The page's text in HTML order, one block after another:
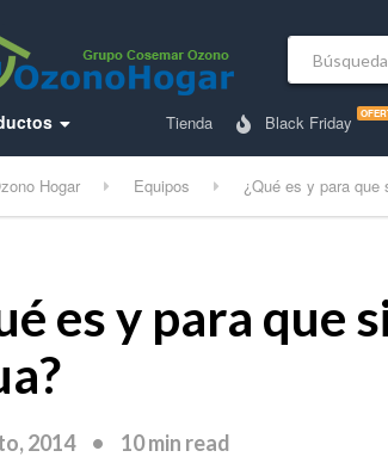
Buscar:
Tienda Black Friday
Hogar Equipos ¿Qué es y para que
es y para que
2014 10 min read